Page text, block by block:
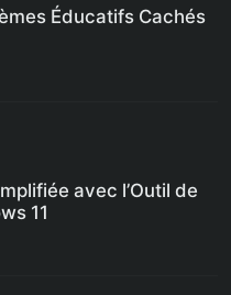
Éducatifs Cachés
avec l’Outil de
11